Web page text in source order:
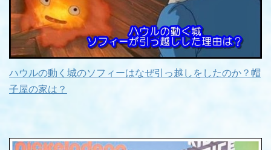
ハウルの動く城のソフィーはなぜ引っ越しをしたのか？帽
子屋の家は？